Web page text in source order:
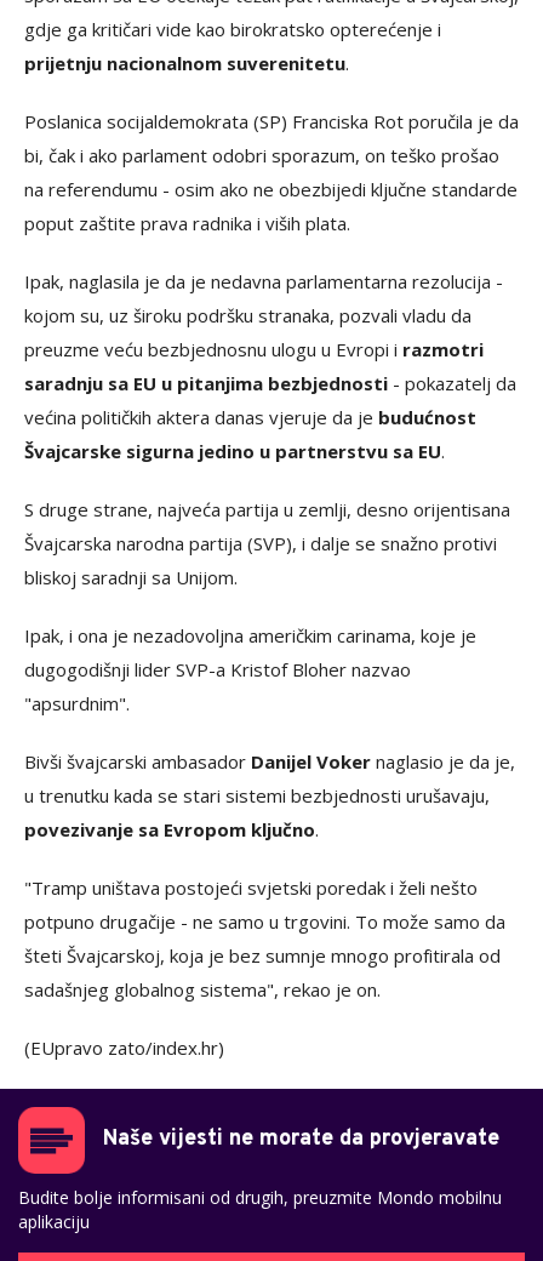
gdje ga kritičari vide kao birokratsko opterećenje i
prijetnju nacionalnom suverenitetu.
Poslanica socijaldemokrata (SP) Franciska Rot poručila je da
bi, čak i ako parlament odobri sporazum, on teško prošao
na referendumu - osim ako ne obezbijedi ključne standarde
poput zaštite prava radnika i viših plata.
Ipak, naglasila je da je nedavna parlamentarna rezolucija -
kojom su, uz široku podršku stranaka, pozvali vladu da
preuzme veću bezbjednosnu ulogu u Evropi i razmotri
saradnju sa EU u pitanjima bezbjednosti - pokazatelj da
većina političkih aktera danas vjeruje da je budućnost
Švajcarske sigurna jedino u partnerstvu sa EU.
S druge strane, najveća partija u zemlji, desno orijentisana
Švajcarska narodna partija (SVP), i dalje se snažno protivi
bliskoj saradnji sa Unijom.
Ipak, i ona je nezadovoljna američkim carinama, koje je
dugogodišnji lider SVP-a Kristof Bloher nazvao
"apsurdnim".
Bivši švajcarski ambasador Danijel Voker naglasio je da je,
u trenutku kada se stari sistemi bezbjednosti urušavaju,
povezivanje sa Evropom ključno.
"Tramp uništava postojeći svjetski poredak i želi nešto
potpuno drugačije - ne samo u trgovini. To može samo da
šteti Švajcarskoj, koja je bez sumnje mnogo profitirala od
sadašnjeg globalnog sistema", rekao je on.
(EUpravo zato/index.hr)
Naše vijesti ne morate da provjeravate
Budite bolje informisani od drugih, preuzmite Mondo mobilnu
aplikaciju